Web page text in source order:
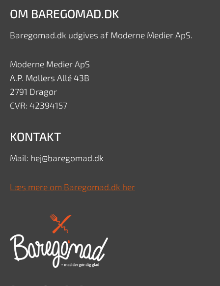
OM BAREGOMAD.DK
Baregomad.dk udgives af Moderne Medier ApS.
Moderne Medier ApS
A.P. Møllers Allé 43B
2791 Dragør
CVR: 42394157
KONTAKT
Mail: hej@baregomad.dk
Læs mere om Baregomad.dk her